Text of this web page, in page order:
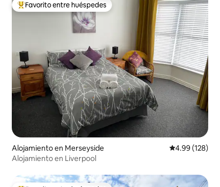
Favorito entre huéspedes preferido
Favorito entre huéspedes
Alojamiento en Merseyside Calificación
4.99 (128)
Alojamiento en Liverpool